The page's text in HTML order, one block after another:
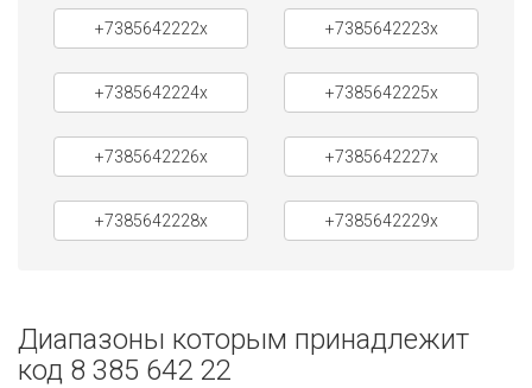
+7385642222x +7385642223x
+7385642224x +7385642225x
+7385642226x +7385642227x
+7385642228x +7385642229x
Диапазоны которым принадлежит
код 8 385 642 22